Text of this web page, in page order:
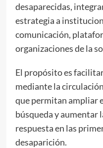
desaparecidas,
estrategia a
comunicación,
organizaciones de la
El propósito es
mediante la
que permitan ampliar
búsqueda y aumentar
respuesta en las
desaparición.